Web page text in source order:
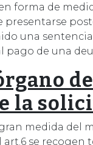
forma de
presentarse
una
pago de una
la
medida del
art.6 se recogen